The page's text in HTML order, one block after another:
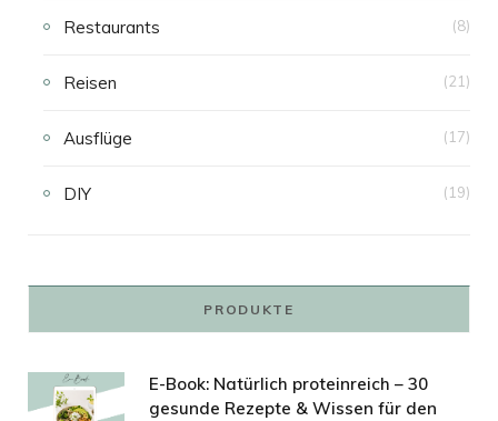
Restaurants (8)
Reisen (21)
Ausflüge (17)
DIY (19)
PRODUKTE
E-Book: Natürlich proteinreich – 30
gesunde Rezepte & Wissen für den